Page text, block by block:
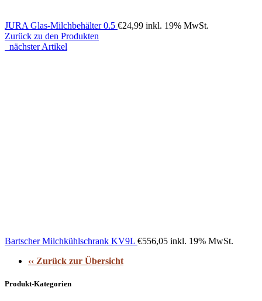
JURA Glas-Milchbehälter 0.5 €24,99 inkl. 19% MwSt.
Zurück zu den Produkten
nächster Artikel
Bartscher Milchkühlschrank KV9L €556,05 inkl. 19% MwSt.
‹‹ Zurück zur Übersicht
Produkt-Kategorien